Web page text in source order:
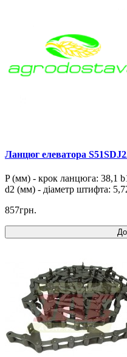
Ланцюг елеватора
P (мм) - крок ланцюга: 38,1
d2 (мм) - діаметр штифта:
857грн.